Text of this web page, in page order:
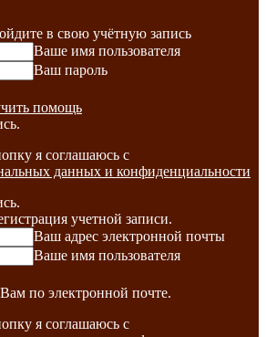
в свою учётную запись
Ваше имя пользователя
Ваш пароль
помощь
я соглашаюсь с
данных и конфиденциальности
учетной записи.
Ваш адрес электронной почты
Ваше имя пользователя
по электронной почте.
я соглашаюсь с